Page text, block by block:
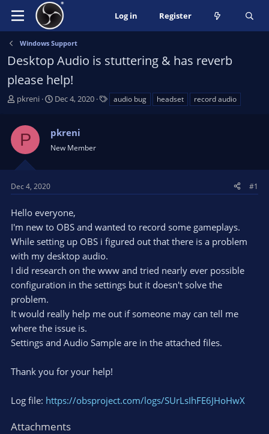
Log in Register
Windows Support
Desktop Audio is stuttering & has reverb
please help!
T
s
a
t
e
r
pkreni
S
r
t
a
e
Dec 4, 2020 audio bug headset record audio
P pkreni
New Member
Dec 4, 2020 #1
Hello everyone,
I'm new to OBS and wanted to record some gameplays.
While setting up OBS i figured out that there is a problem
with my desktop audio.
I did research on the www and tried nearly ever possible
configuration in the settings but it doesn't solve the
problem.
It would really help me out if someone may can tell me
where the issue is.
Settings and Audio Sample are in the attached files.
Thank you for your help!
Log file: https://obsproject.com/logs/SUrLsIhFE6JHoHwX
Attachments